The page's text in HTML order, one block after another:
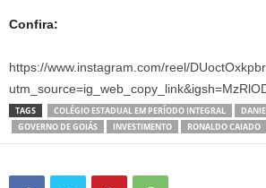
Confira:
https://www.instagram.com/reel/
TAGS COLÉGIO ESTADUAL EM PERÍODO INTEGRAL
GOVERNO DE GOIÁS
INVESTIMENTO RONALDO CAIADO